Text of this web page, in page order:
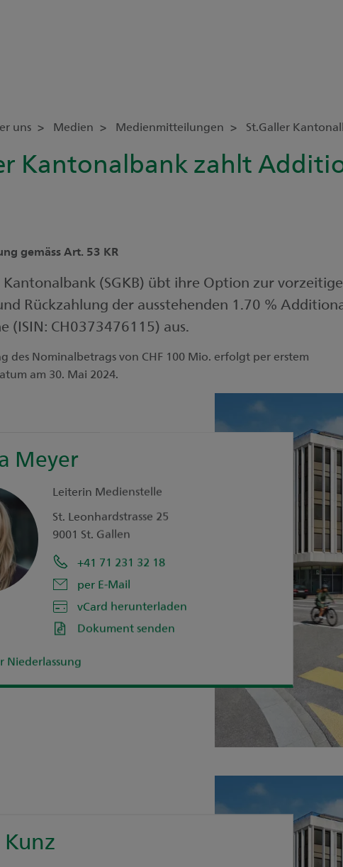
uns Medien Medienmitteilungen St.Galler
Kantonalbank zahlt
gemäss Art. 53 KR
Kantonalbank (SGKB) übt ihre Option zur
Rückzahlung der ausstehenden 1.70 %
(ISIN: CH0373476115) aus.
des Nominalbetrags von CHF 100 Mio. erfolgt per erstem
am 30. Mai 2024.
Meyer
Leiterin Medienstelle
St. Leonhardstrasse 25
9001 St. Gallen
+41 71 231 32 18
per E-Mail
vCard herunterladen
Dokument senden
Niederlassung